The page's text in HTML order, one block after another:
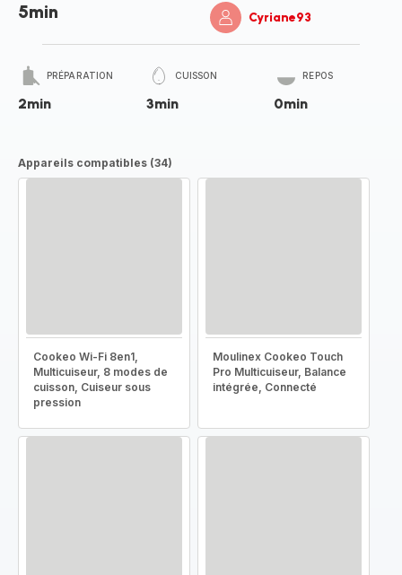
5min Cyriane93
PRÉPARATION
2min
CUISSON
3min
REPOS
0min
Appareils compatibles (34)
Cookeo Wi-Fi 8en1,
Multicuiseur, 8 modes de
cuisson, Cuiseur sous
pression
Moulinex Cookeo Touch
Pro Multicuiseur, Balance
intégrée, Connecté